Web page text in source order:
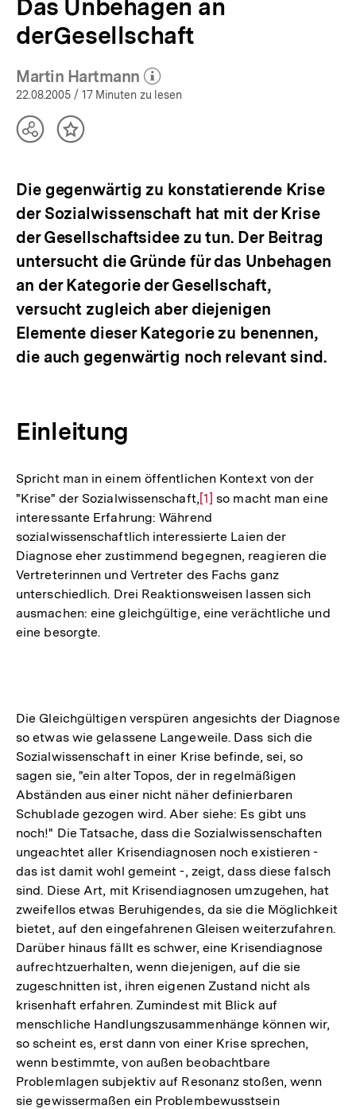
Das Unbehagen an
derGesellschaft
Martin Hartmann
(Mehr zum Autor)
öffnen
22.08.2005 / 17 Minuten zu lesen
TeilenInhalt
Die gegenwärtig zu konstatierende Krise
der Sozialwissenschaft hat mit der Krise
der Gesellschaftsidee zu tun. Der Beitrag
untersucht die Gründe für das Unbehagen
an der Kategorie der Gesellschaft,
versucht zugleich aber diejenigen
Elemente dieser Kategorie zu benennen,
die auch gegenwärtig noch relevant sind.
Einleitung
Spricht man in einem öffentlichen Kontext von der
"Krise" der Sozialwissenschaft,Zur
Auflösung
der
Fußnote
[1] so macht man eine
interessante Erfahrung: Während
sozialwissenschaftlich interessierte Laien der
Diagnose eher zustimmend begegnen, reagieren die
Vertreterinnen und Vertreter des Fachs ganz
unterschiedlich. Drei Reaktionsweisen lassen sich
ausmachen: eine gleichgültige, eine verächtliche und
eine besorgte.
Die Gleichgültigen verspüren angesichts der Diagnose
so etwas wie gelassene Langeweile. Dass sich die
Sozialwissenschaft in einer Krise befinde, sei, so
sagen sie, "ein alter Topos, der in regelmäßigen
Abständen aus einer nicht näher definierbaren
Schublade gezogen wird. Aber siehe: Es gibt uns
noch!" Die Tatsache, dass die Sozialwissenschaften
ungeachtet aller Krisendiagnosen noch existieren -
das ist damit wohl gemeint -, zeigt, dass diese falsch
sind. Diese Art, mit Krisendiagnosen umzugehen, hat
zweifellos etwas Beruhigendes, da sie die Möglichkeit
bietet, auf den eingefahrenen Gleisen weiterzufahren.
Darüber hinaus fällt es schwer, eine Krisendiagnose
aufrechtzuerhalten, wenn diejenigen, auf die sie
zugeschnitten ist, ihren eigenen Zustand nicht als
krisenhaft erfahren. Zumindest mit Blick auf
menschliche Handlungszusammenhänge können wir,
so scheint es, erst dann von einer Krise sprechen,
wenn bestimmte, von außen beobachtbare
Problemlagen subjektiv auf Resonanz stoßen, wenn
sie gewissermaßen ein Problembewusstsein